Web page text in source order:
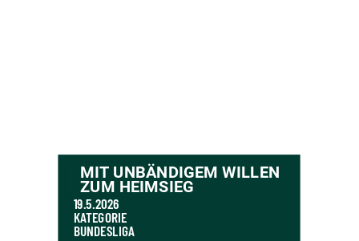
MIT UNBÄNDIGEM WILLEN
ZUM HEIMSIEG
19.5.2026
KATEGORIE
BUNDESLIGA